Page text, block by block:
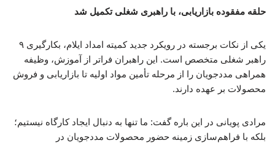
حلقه مفقوده بازاریابی، با راهبری شغلی تکمیل شد
یکی از نکات برجسته در رویکرد جدید کمیته امداد ایلام، بکارگیری ۹
راهبر شغلی متخصص است. این راهبران فراتر از آموزش، وظیفه
همراهی مددجویان را از مرحله تأمین مواد اولیه تا بازاریابی و فروش
محصولات بر عهده دارند.
مرادی پویانی در این باره گفت: ما تنها به دنبال ایجاد کارگاه نیستیم؛
بلکه با فراهم‌سازی زمینه حضور محصولات مددجویان در